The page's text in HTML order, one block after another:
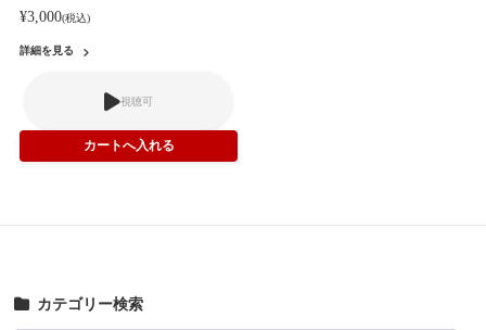
¥3,000(税込)
詳細を見る
視聴可
カテゴリー検索